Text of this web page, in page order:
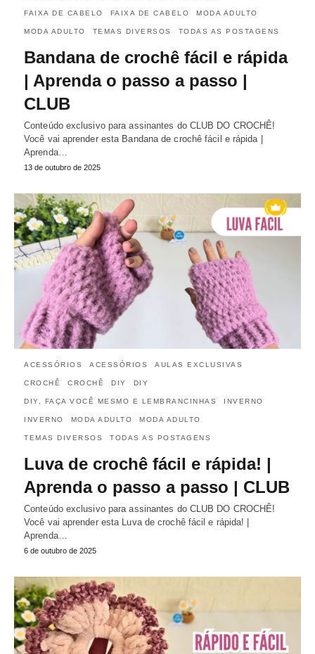
FAIXA DE CABELO FAIXA DE CABELO MODA ADULTO
MODA ADULTO TEMAS DIVERSOS TODAS AS POSTAGENS
Bandana de crochê fácil e rápida
| Aprenda o passo a passo |
CLUB
Conteúdo exclusivo para assinantes do CLUB DO CROCHÊ!
Você vai aprender esta Bandana de crochê fácil e rápida |
Aprenda…
13 de outubro de 2025
ACESSÓRIOS ACESSÓRIOS AULAS EXCLUSIVAS
CROCHÊ CROCHÊ DIY DIY
DIY, FAÇA VOCÊ MESMO E LEMBRANCINHAS INVERNO
INVERNO MODA ADULTO MODA ADULTO
TEMAS DIVERSOS TODAS AS POSTAGENS
Luva de crochê fácil e rápida! |
Aprenda o passo a passo | CLUB
Conteúdo exclusivo para assinantes do CLUB DO CROCHÊ!
Você vai aprender esta Luva de crochê fácil e rápida! |
Aprenda…
6 de outubro de 2025